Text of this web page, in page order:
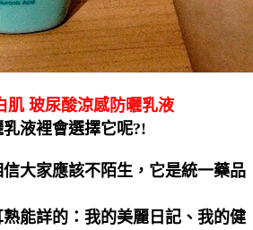
肌 玻尿酸涼感防曬乳液
液裡會選擇它呢?!
大家應該不陌生，它是統一藥品
能詳的：我的美麗 日記 、我的健